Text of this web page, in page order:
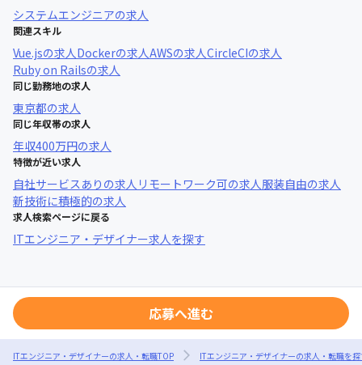
システムエンジニアの求人
関連スキル
Vue.jsの求人Dockerの求人AWSの求人CircleCIの求人
Ruby on Railsの求人
同じ勤務地の求人
東京都の求人
同じ年収帯の求人
年収400万円の求人
特徴が近い求人
自社サービスあり の求人 リモートワーク可の求人服装自由の求人
新技術に積極的の求人
求人検索ページに戻る
ITエンジニア・デザイナー求人を探す
応募へ進む
ITエンジニア・デザイナーの求人・転職TOP ITエンジニア・デザイナーの求人・転職を